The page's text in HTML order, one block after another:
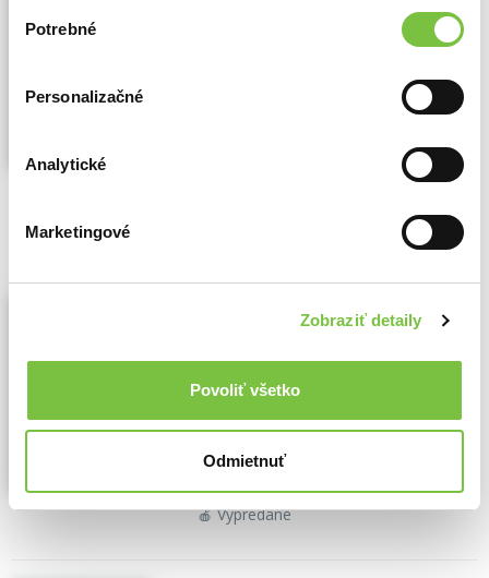
cookies.
súhlasu
Potrebné
Personalizačné
Analytické
Marketingové
Zobraziť detaily
Povoliť všetko
Odmietnuť
tvorivými úlohami na rozvíjanie čitateľskej
gramotnosti žiakov 1. stupňa základných
aktuálne potreby vzdelávania v škole i v
Zobraziť viac
žiakov 2. stupeňa ZŠ
... pre žiakov 2. stupeňa základných škôl a
osemročných gymnázií...
🍎 Vypredané